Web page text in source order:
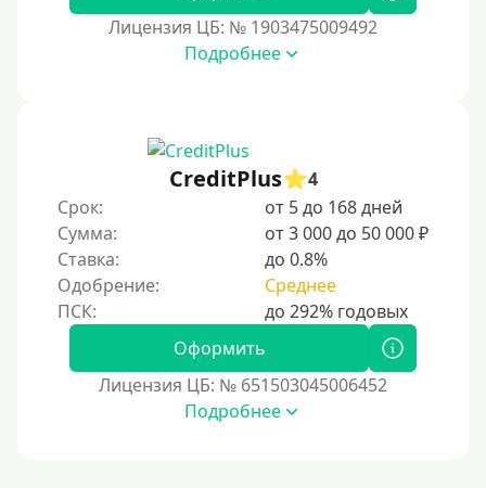
В офисе
Бесплатное использование без списания средств с
Денежным переводом
По СМС
На электронный кошелек
На Юмани (ЮMoney)
Без привязки карты
Пополнение Киви-кошелька
Лицензия ЦБ: № 1903475009492
Подробнее
CreditPlus
4
Срок:
от 5 до 168 дней
Сумма:
от 3 000 до 50 000 ₽
Ставка:
до 0.8%
Одобрение:
Среднее
Оформить
Лицензия ЦБ: № 651503045006452
Подробнее